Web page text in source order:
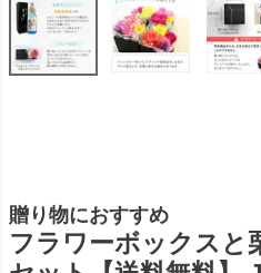
贈り物におすすめ
フラワーボックスと